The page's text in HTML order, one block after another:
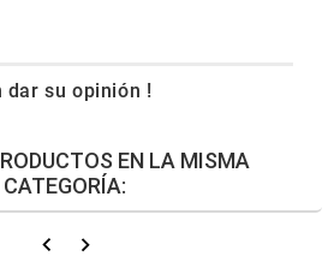
dar su opinión !
EN LA MISMA
CATEGORÍA: